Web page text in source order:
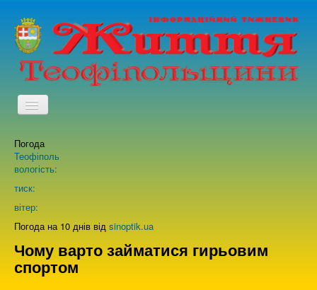
TPL_PROTOSTAR_TOGGLE_MENU
Про нас
Зворотній зв'язок
Погода
Теофіполь
вологість:
тиск:
вітер:
Погода на 10 днів від sinoptik.ua
Чому варто займатися гирьовим
спортом